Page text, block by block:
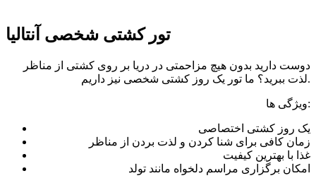
تور کشتی شخصی آنتالیا
دوست دارید بدون هیچ مزاحمتی در دریا بر روی کشتی از مناظر
لذت ببرید؟ ما تور یک روز کشتی شخصی نیز داریم.
ویژگی ها:
یک روز کشتی اختصاصی
زمان کافی برای شنا کردن و لذت بردن از مناظر
غذا با بهترین کیفیت
امکان برگزاری مراسم دلخواه مانند تولد